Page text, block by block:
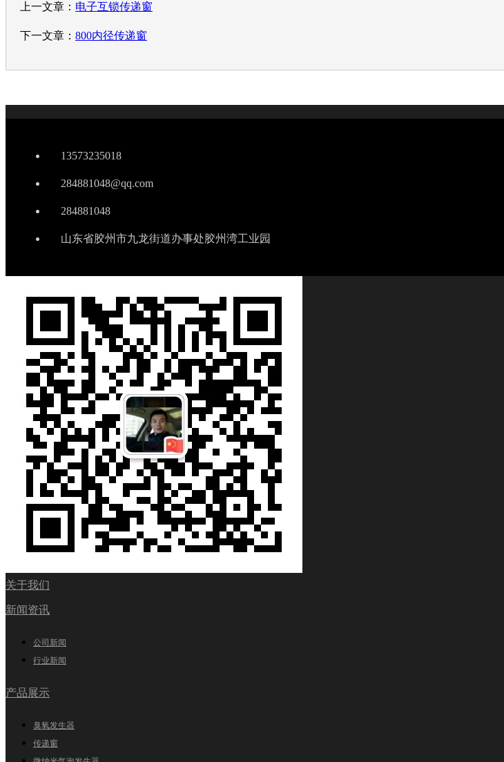
上一文章： 电子互锁传递窗
下一文章： 800内径传递窗
13573235018
284881048@qq.com
284881048
山东省胶州市九龙街道办事处胶州湾工业园
关于我们
新闻资讯
公司新闻
行业新闻
产品展示
臭氧发生器
传递窗